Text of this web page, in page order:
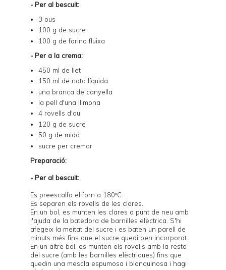
- Per al bescuit:
3 ous
100 g de sucre
100 g de farina fluixa
- Per a la crema:
450 ml de llet
150 ml de nata líquida
una branca de canyella
la pell d'una llimona
4 rovells d'ou
120 g de sucre
50 g de midó
sucre per cremar
Preparació:
- Per al bescuit:
Es preescalfa el forn a 180ºC.
Es separen els rovells de les clares.
En un bol, es munten les clares a punt de neu amb
l'ajuda de la batedora de barnilles elèctrica. S'hi
afegeix la meitat del sucre i es baten un parell de
minuts més fins que el sucre quedi ben incorporat.
En un altre bol, es munten els rovells amb la resta
del sucre (amb les barnilles elèctriques) fins que
quedin una mescla espumosa i blanquinosa i hagi